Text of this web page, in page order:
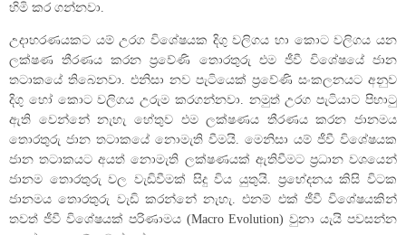
හිමි කර ගන්නවා.
උදාහරණයකට යම් උරග විශේෂයක දිගු වලිගය හා කොට වලිගය යන
ලක්ෂණ තීරණය කරන ප්‍රවේණි තොරතුරු එම ජීවී විශේෂයේ ජාන
තටාකයේ තිබෙනවා. එනිසා නව පැටියෙක් ප්‍රවේණි සංකලනයට අනුව
දිගු හෝ කොට වලිගය උරුම කරගන්නවා. නමුත් උරග පැටියාට පිහාටු
ඇති වෙන්නේ නැහැ හේතුව එම ලක්ෂණය තීරණය කරන ජානමය
තොරතුරු ජාන තටාකයේ නොමැති වීමයි. මෙනිසා යම් ජීවී විශේෂයක
ජාන තටාකයට අයත් නොමැති ලක්ෂණයක් ඇතිවීමට ප්‍රධාන වශයෙන්
ජානම තොරතුරු වල වැඩිවීමක් සිදු විය යුතුයි. ප්‍රභේදනය කිසි විටක
ජානමය තොරතුරු වැඩි කරන්නේ නැහැ. එනම් එක් ජීවී විශේෂයකින්
තවත් ජීවී විශේෂයක් පරිණාමය (Macro Evolution) වුනා යැයි පවසන්න